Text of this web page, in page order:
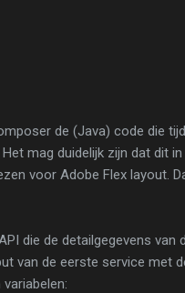
de (Java) code die
mag duidelijk zijn dat dit
voor Adobe Flex layout.
die de detailgegevens
van de eerste service met